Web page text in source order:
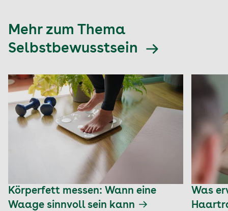
Mehr zum Thema
Selbstbewusstsein
Körperfett messen: Wann eine
Waage sinnvoll sein kann
Was